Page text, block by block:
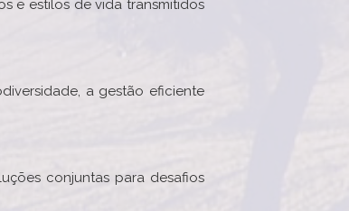
e estilos de vida transmitidos
a gestão eficiente
conjuntas para desafios